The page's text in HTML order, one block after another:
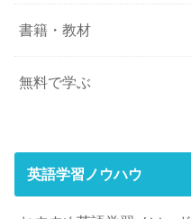
書籍・教材
無料で学ぶ
英語学習ノウハウ